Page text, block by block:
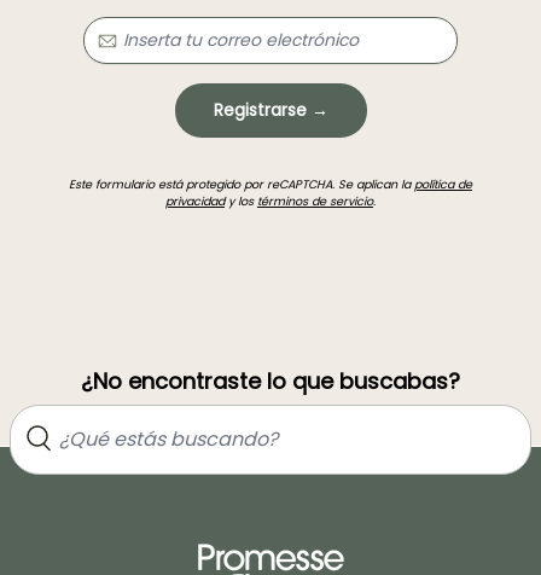
Registrarse →
Este formulario está protegido por reCAPTCHA. Se aplican lapolítica de
privacidady los términos de servicio.
¿No encontraste lo que buscabas?